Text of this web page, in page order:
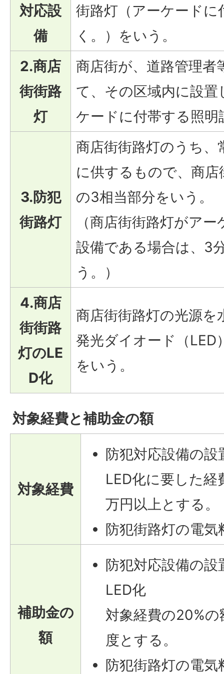
対応設
備
街路灯（アーケード
く。）をいう。
2.商店
街街路
灯
商店街が、道路管理者
て、その区域内に設
ケードに付帯する照明
3.防犯
街路灯
商店街街路灯のうち
に供するもので、商
の3相当部分をいう。
（商店街街路灯がア
設備である場合は、3
う。）
4.商店
街街路
灯のLE
D化
商店街街路灯の光源を
発光ダイオード（LED
をいう。
対象経費と補助金の額
対象経費
防犯対応設備の
LED化に要した
万円以上とする。
防犯街路灯の電気
補助金の
額
防犯対応設備の
LED化
対象経費の20%
度とする。
防犯街路灯の電気